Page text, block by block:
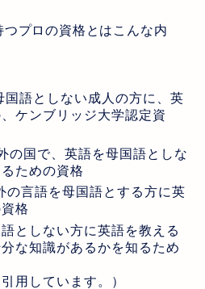
プロの資格とはこんな内
語としない成人の方に、英
ケンブリッジ大学認定資
の国で、英語を母国語としな
ための資格
の言語を母国語とする方に英
格
としない方に英語を教える
な知識があるかを知るため
用しています。）